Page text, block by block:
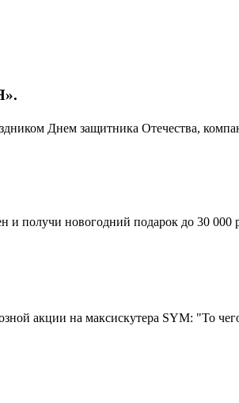
Днем защитника Отечества,
и получи новогодний подарок до 30 000
акции на максискутера SYM: "То